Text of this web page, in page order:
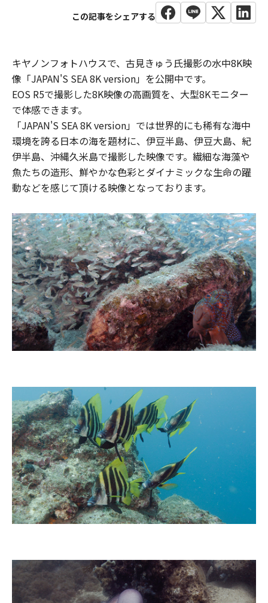
キヤノンフォトハウスで、古見きゅう氏撮影の水中8K映
像「JAPAN'S SEA 8K version」を公開中です。
EOS R5で撮影した8K映像の高画質を、大型8Kモニター
で体感できます。
「JAPAN'S SEA 8K version」では世界的にも稀有な海中
環境を誇る日本の海を題材に、伊豆半島、伊豆大島、紀
伊半島、沖縄久米島で撮影した映像です。繊細な海藻や
魚たちの造形、鮮やかな色彩とダイナミックな生命の躍
動などを感じて頂ける映像となっております。